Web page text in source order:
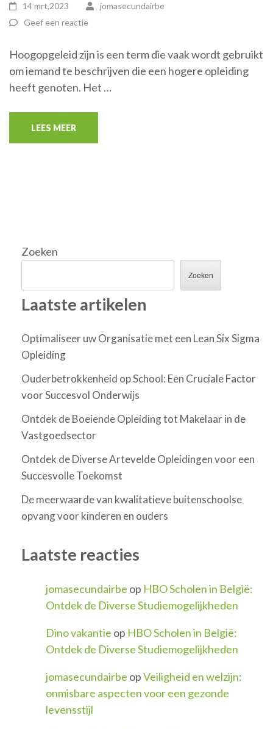
14 mrt,2023
jomasecundairbe
Geef een reactie
Hoogopgeleid zijn is een term die vaak wordt gebruikt
om iemand te beschrijven die een hogere opleiding
heeft genoten. Het …
LEES MEER
Zoeken
Zoeken
Laatste artikelen
Optimaliseer uw Organisatie met een Lean Six Sigma
Opleiding
Ouderbetrokkenheid op School: Een Cruciale Factor
voor Succesvol Onderwijs
Ontdek de Boeiende Opleiding tot Makelaar in de
Vastgoedsector
Ontdek de Diverse Artevelde Opleidingen voor een
Succesvolle Toekomst
De meerwaarde van kwalitatieve buitenschoolse
opvang voor kinderen en ouders
Laatste reacties
jomasecundairbe op HBO Scholen in België:
Ontdek de Diverse Studiemogelijkheden
Dino vakantie op HBO Scholen in België:
Ontdek de Diverse Studiemogelijkheden
jomasecundairbe opVeiligheid en welzijn:
onmisbare aspecten voor een gezonde
levensstijl